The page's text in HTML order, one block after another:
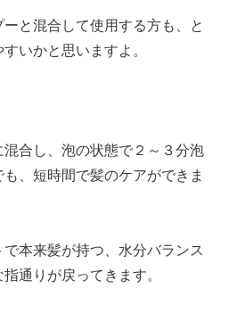
と混合して使用する方も、と
いかと思いますよ。
合し、泡の状態で２～３分泡
、短時間で髪のケアができま
本来髪が持つ、水分バランス
通りが戻ってきます。